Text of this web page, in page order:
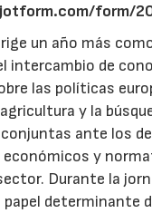
form/
un año más
intercambio de
las políticas
y la
ante los
y
Durante la
papel determinante